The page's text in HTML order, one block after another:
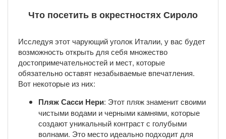
Что посетить в окрестностях Сироло
Исследуя этот чарующий уголок Италии, у вас будет
возможность открыть для себя множество
достопримечательностей и мест, которые
обязательно оставят незабываемые впечатления.
Вот некоторые из них:
Пляж Сасси Нери: Этот пляж знаменит своими
чистыми водами и черными камнями, которые
создают уникальный контраст с голубыми
волнами. Это место идеально подходит для